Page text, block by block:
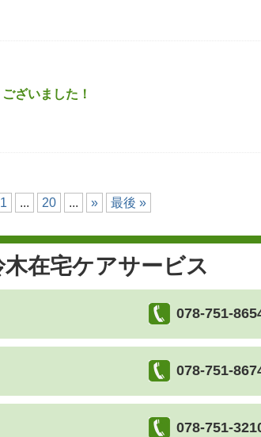
ざいました！
... 20 ... » 最後 »
在宅ケアサービス
078-751-
078-751-
078-751-